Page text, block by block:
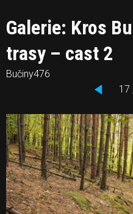
Galerie: Kros
trasy – cast 2
Bučiny476
17